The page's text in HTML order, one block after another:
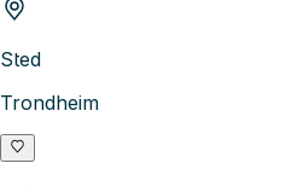
Sted
Trondheim